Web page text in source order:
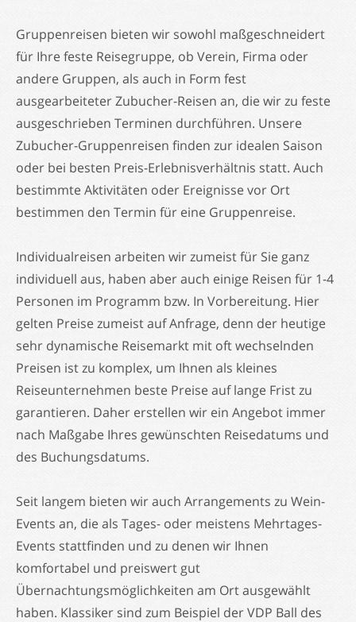
Spanien
Norwegen
Kontakt
Newsletter
Kontaktformular
Datenschutz
Gruppenreisen bieten wir sowohl maßgeschneidert
für Ihre feste Reisegruppe, ob Verein, Firma oder
andere Gruppen, als auch in Form fest
ausgearbeiteter Zubucher-Reisen an, die wir zu feste
ausgeschrieben Terminen durchführen. Unsere
Zubucher-Gruppenreisen finden zur idealen Saison
oder bei besten Preis-Erlebnisverhältnis statt. Auch
bestimmte Aktivitäten oder Ereignisse vor Ort
bestimmen den Termin für eine Gruppenreise.
Individualreisen arbeiten wir zumeist für Sie ganz
individuell aus, haben aber auch einige Reisen für 1-4
Personen im Programm bzw. In Vorbereitung. Hier
gelten Preise zumeist auf Anfrage, denn der heutige
sehr dynamische Reisemarkt mit oft wechselnden
Preisen ist zu komplex, um Ihnen als kleines
Reiseunternehmen beste Preise auf lange Frist zu
garantieren. Daher erstellen wir ein Angebot immer
nach Maßgabe Ihres gewünschten Reisedatums und
des Buchungsdatums.
Seit langem bieten wir auch Arrangements zu Wein-
Events an, die als Tages- oder meistens Mehrtages-
Events stattfinden und zu denen wir Ihnen
komfortabel und preiswert gut
Übernachtungsmöglichkeiten am Ort ausgewählt
haben. Klassiker sind zum Beispiel der VDP Ball des